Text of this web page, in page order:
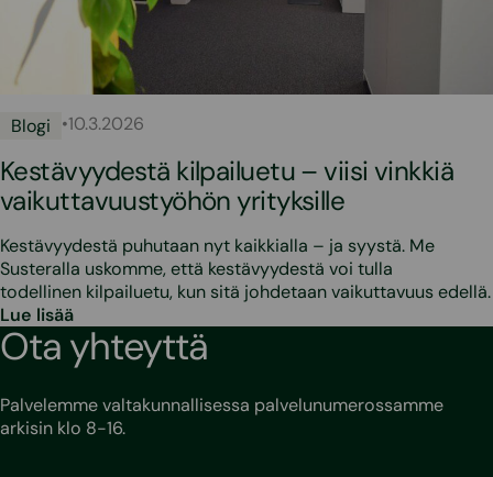
Blogi •10.3.2026
Kestävyydestä kilpailuetu – viisi vinkkiä
vaikuttavuustyöhön yrityksille
Kestävyydestä puhutaan nyt kaikkialla – ja syystä. Me
Susteralla uskomme, että kestävyydestä voi tulla
todellinen kilpailuetu, kun sitä johdetaan vaikuttavuus edellä.
Lue lisää
Ota yhteyttä
Palvelemme valtakunnallisessa palvelunumerossamme
arkisin klo 8-16.